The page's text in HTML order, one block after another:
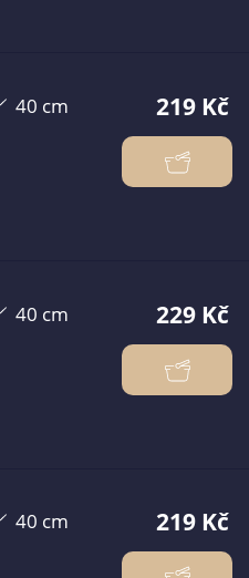
219 Kč
229 Kč
219 Kč